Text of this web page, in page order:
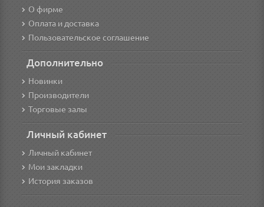
О фирме
Оплата и доставка
Пользовательское соглашение
Дополнительно
Новинки
Производители
Торговые залы
Личный кабинет
Личный кабинет
Мои закладки
История заказов